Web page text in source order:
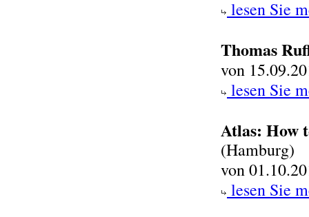
lesen Sie
Thomas
von
lesen Sie
Atlas: How
(Hamburg)
von
lesen Sie